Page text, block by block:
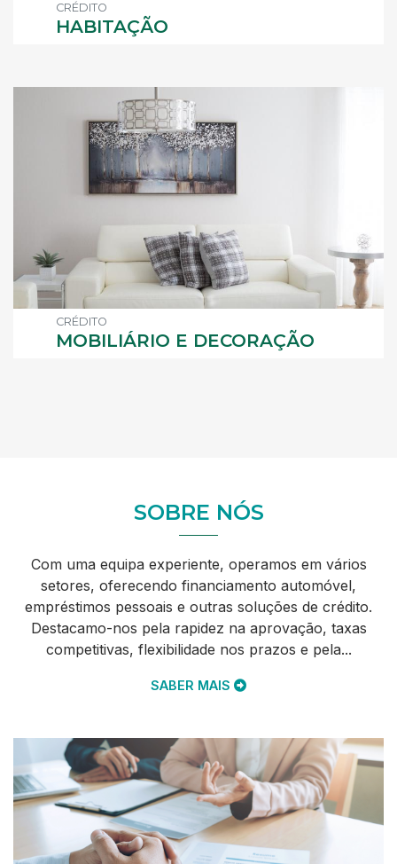
CRÉDITO
HABITAÇÃO
CRÉDITO
MOBILIÁRIO E DECORAÇÃO
SOBRE NÓS
Com uma equipa experiente, operamos em vários
setores, oferecendo financiamento automóvel,
empréstimos pessoais e outras soluções de crédito.
Destacamo-nos pela rapidez na aprovação, taxas
competitivas, flexibilidade nos prazos e pela...
SABER MAIS